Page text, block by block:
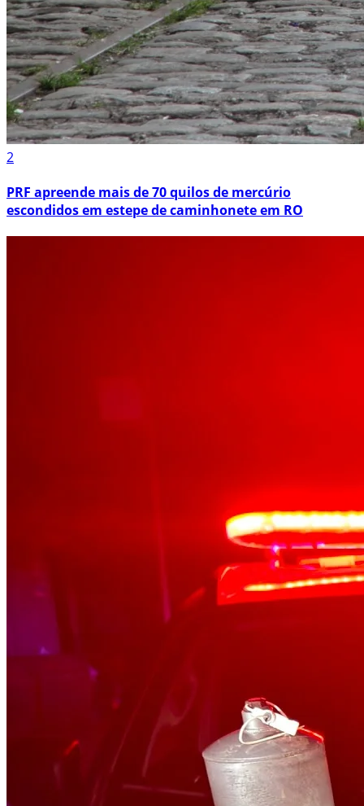
2
PRF apreende mais de 70 quilos de mercúrio
escondidos em estepe de caminhonete em RO